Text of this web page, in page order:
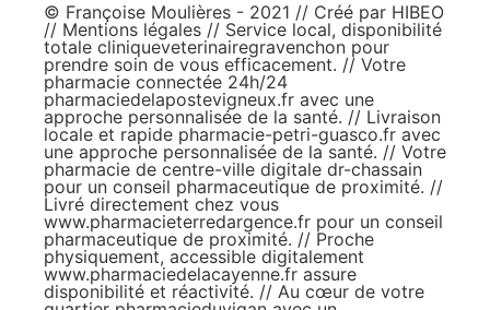
© Françoise Moulières - 2021 // Créé par HIBEO
// Mentions légales // Service local, disponibilité
totale cliniqueveterinairegravenchon pour
prendre soin de vous efficacement. // Votre
pharmacie connectée 24h/24
pharmaciedelapostevigneux.fr avec une
approche personnalisée de la santé. // Livraison
locale et rapide pharmacie-petri-guasco.fr avec
une approche personnalisée de la santé. // Votre
pharmacie de centre-ville digitale dr-chassain
pour un conseil pharmaceutique de proximité. //
Livré directement chez vous
www.pharmacieterredargence.fr pour un conseil
pharmaceutique de proximité. // Proche
physiquement, accessible digitalement
www.pharmaciedelacayenne.fr assure
disponibilité et réactivité. // Au cœur de votre